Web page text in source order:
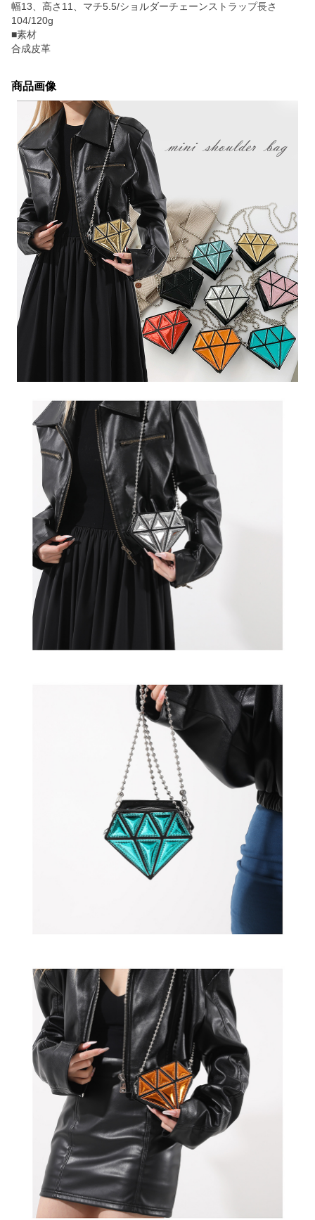
幅13、高さ11、マチ5.5/ショルダーチェーンストラップ長さ
104/120g
■素材
合成皮革
商品画像